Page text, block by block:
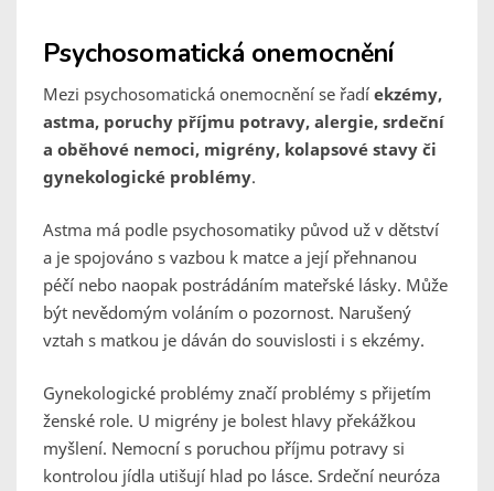
Psychosomatická onemocnění
Mezi psychosomatická onemocnění se řadí ekzémy,
astma, poruchy příjmu potravy, alergie, srdeční
a oběhové nemoci, migrény, kolapsové stavy či
gynekologické problémy.
Astma má podle psychosomatiky původ už v dětství
a je spojováno s vazbou k matce a její přehnanou
péčí nebo naopak postrádáním mateřské lásky. Může
být nevědomým voláním o pozornost. Narušený
vztah s matkou je dáván do souvislosti i s ekzémy.
Gynekologické problémy značí problémy s přijetím
ženské role. U migrény je bolest hlavy překážkou
myšlení. Nemocní s poruchou příjmu potravy si
kontrolou jídla utišují hlad po lásce. Srdeční neuróza